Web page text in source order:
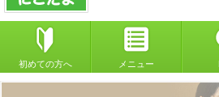
初めての方へ メニュー